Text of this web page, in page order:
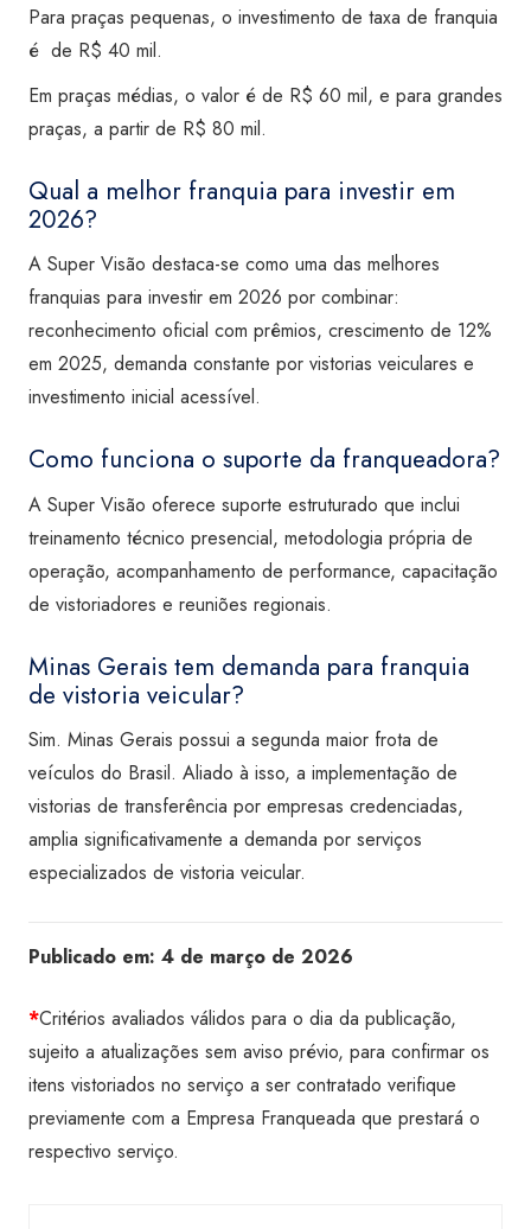
Para praças pequenas, o investimento de taxa de franquia
é de R$ 40 mil.
Em praças médias, o valor é de R$ 60 mil, e para grandes
praças, a partir de R$ 80 mil.
Qual a melhor franquia para investir em
2026?
A Super Visão destaca-se como uma das melhores
franquias para investir em 2026 por combinar:
reconhecimento oficial com prêmios, crescimento de 12%
em 2025, demanda constante por vistorias veiculares e
investimento inicial acessível.
Como funciona o suporte da franqueadora?
A Super Visão oferece suporte estruturado que inclui
treinamento técnico presencial, metodologia própria de
operação, acompanhamento de performance, capacitação
de vistoriadores e reuniões regionais.
Minas Gerais tem demanda para franquia
de vistoria veicular?
Sim. Minas Gerais possui a segunda maior frota de
veículos do Brasil. Aliado à isso, a implementação de
vistorias de transferência por empresas credenciadas,
amplia significativamente a demanda por serviços
especializados de vistoria veicular.
Publicado em: 4 de março de 2026
*Critérios avaliados válidos para o dia da publicação,
sujeito a atualizações sem aviso prévio, para confirmar os
itens vistoriados no serviço a ser contratado verifique
previamente com a Empresa Franqueada que prestará o
respectivo serviço.